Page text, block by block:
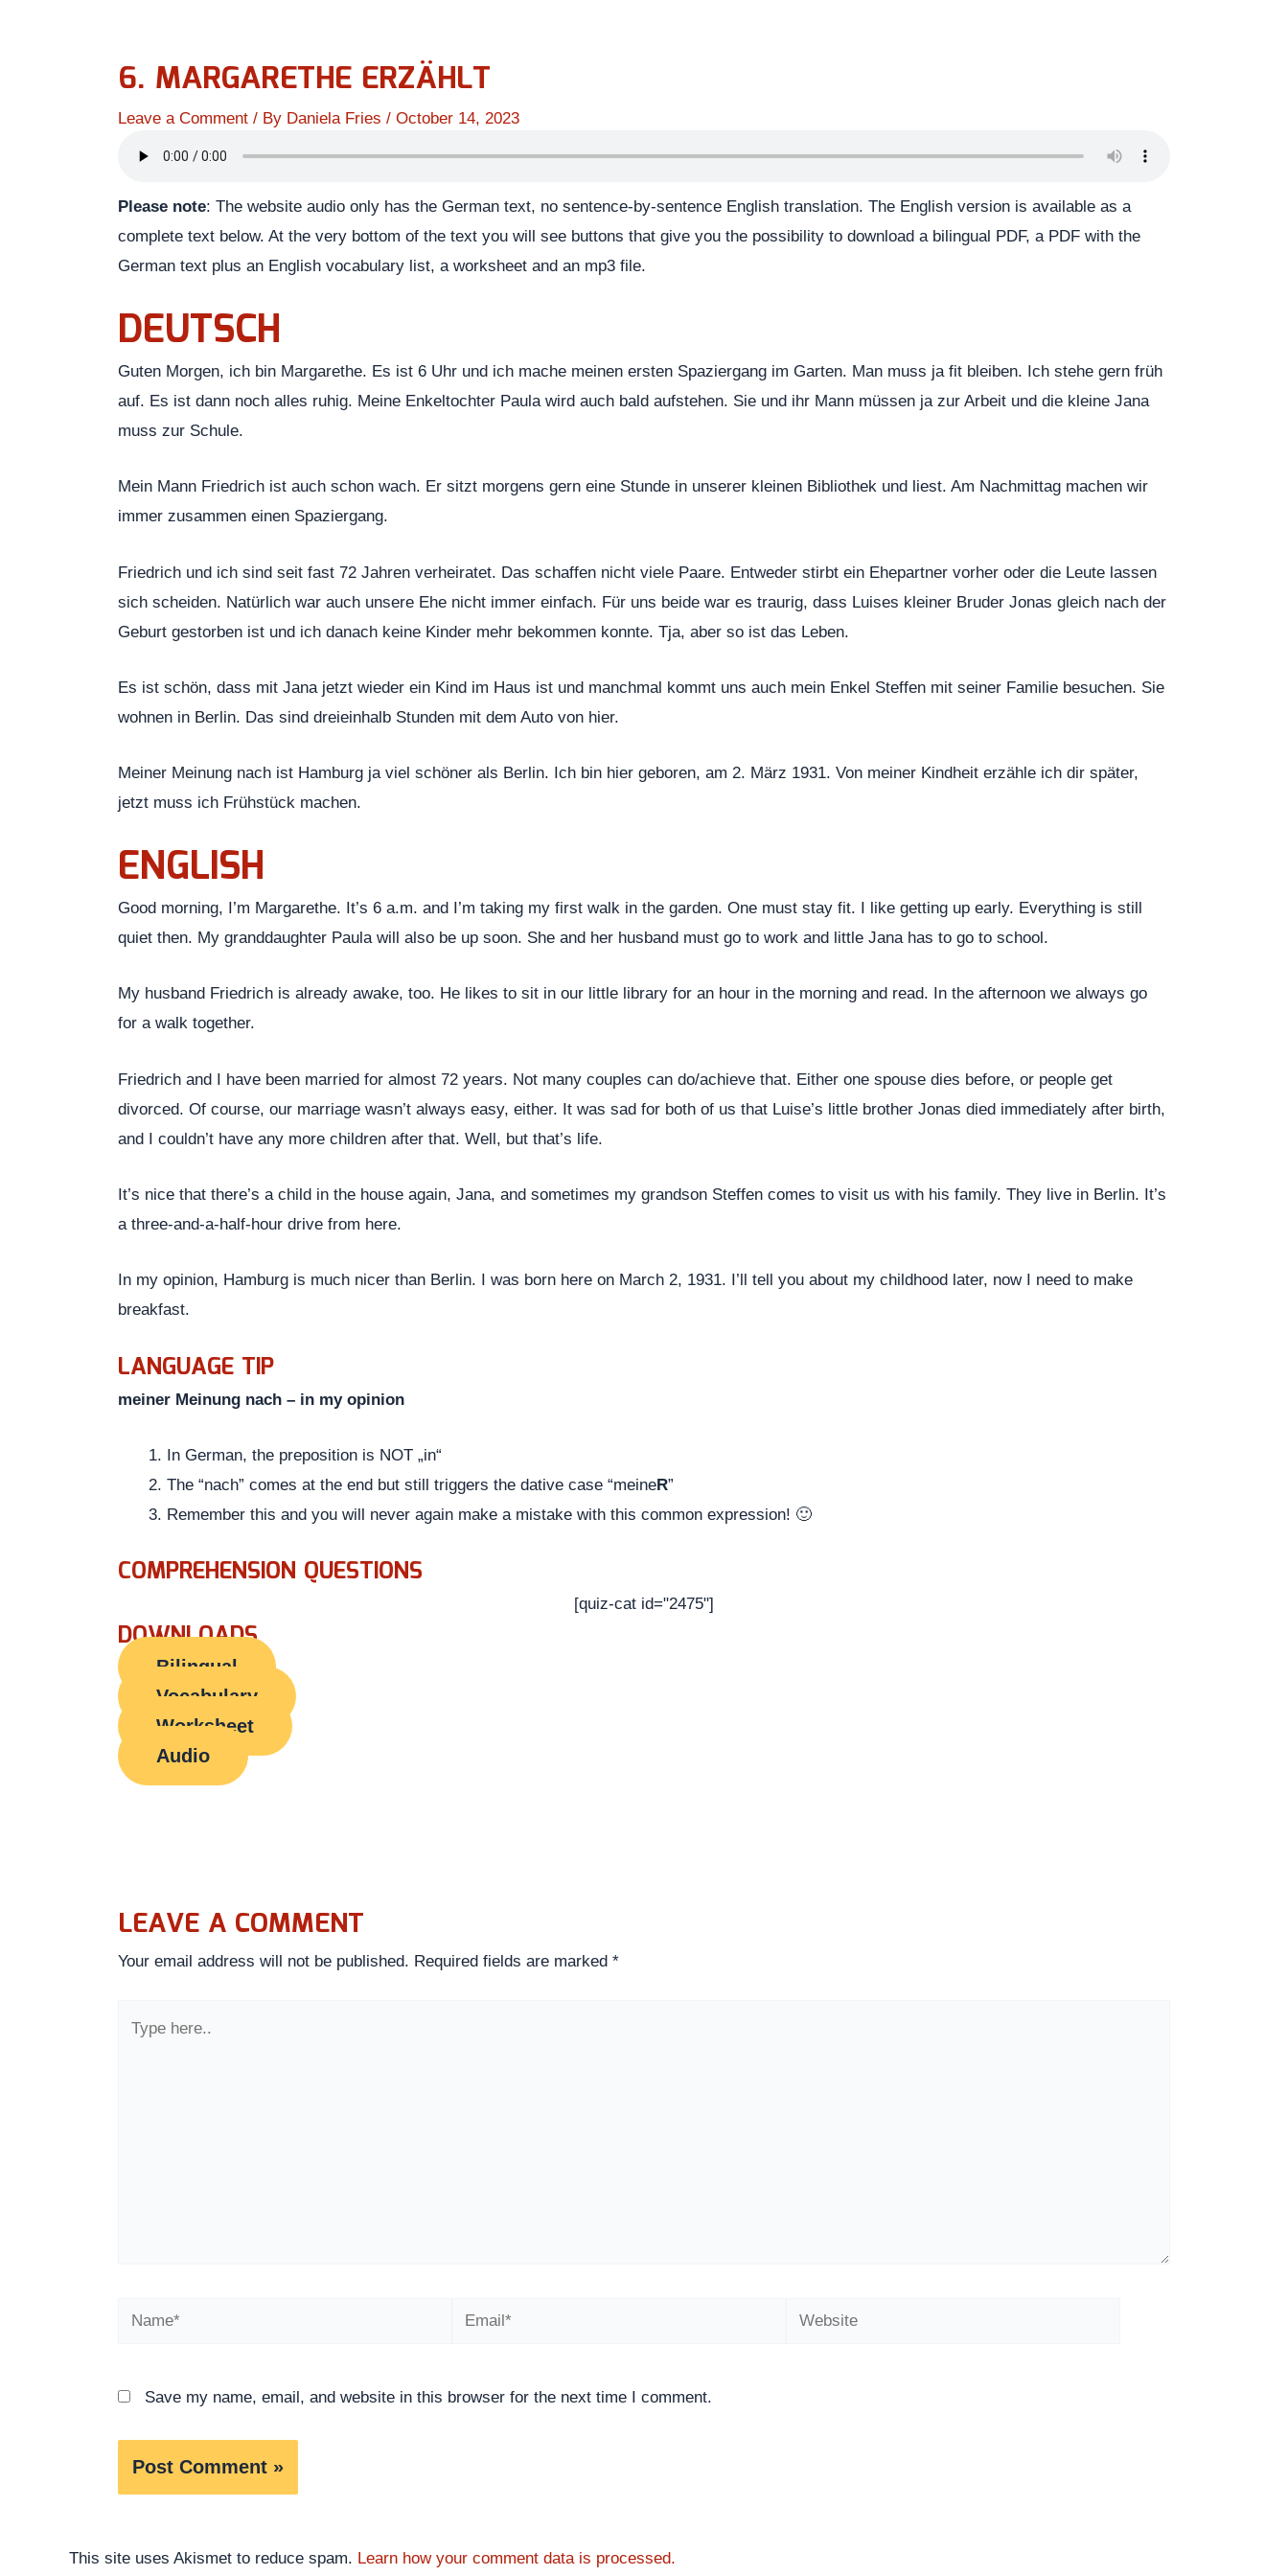
6. MARGARETHE ERZÄHLT
Leave a Comment / By Daniela Fries / October 14, 2023
Please note: The website audio only has the German text, no sentence-by-sentence English translation. The English version is available as a
complete text below. At the very bottom of the text you will see buttons that give you the possibility to download a bilingual PDF, a PDF with the
German text plus an English vocabulary list, a worksheet and an mp3 file.
DEUTSCH
Guten Morgen, ich bin Margarethe. Es ist 6 Uhr und ich mache meinen ersten Spaziergang im Garten. Man muss ja fit bleiben. Ich stehe gern früh
auf. Es ist dann noch alles ruhig. Meine Enkeltochter Paula wird auch bald aufstehen. Sie und ihr Mann müssen ja zur Arbeit und die kleine Jana
muss zur Schule.
Mein Mann Friedrich ist auch schon wach. Er sitzt morgens gern eine Stunde in unserer kleinen Bibliothek und liest. Am Nachmittag machen wir
immer zusammen einen Spaziergang.
Friedrich und ich sind seit fast 72 Jahren verheiratet. Das schaffen nicht viele Paare. Entweder stirbt ein Ehepartner vorher oder die Leute lassen
sich scheiden. Natürlich war auch unsere Ehe nicht immer einfach. Für uns beide war es traurig, dass Luises kleiner Bruder Jonas gleich nach der
Geburt gestorben ist und ich danach keine Kinder mehr bekommen konnte. Tja, aber so ist das Leben.
Es ist schön, dass mit Jana jetzt wieder ein Kind im Haus ist und manchmal kommt uns auch mein Enkel Steffen mit seiner Familie besuchen. Sie
wohnen in Berlin. Das sind dreieinhalb Stunden mit dem Auto von hier.
Meiner Meinung nach ist Hamburg ja viel schöner als Berlin. Ich bin hier geboren, am 2. März 1931. Von meiner Kindheit erzähle ich dir später,
jetzt muss ich Frühstück machen.
ENGLISH
Good morning, I’m Margarethe. It’s 6 a.m. and I’m taking my first walk in the garden. One must stay fit. I like getting up early. Everything is still
quiet then. My granddaughter Paula will also be up soon. She and her husband must go to work and little Jana has to go to school.
My husband Friedrich is already awake, too. He likes to sit in our little library for an hour in the morning and read. In the afternoon we always go
for a walk together.
Friedrich and I have been married for almost 72 years. Not many couples can do/achieve that. Either one spouse dies before, or people get
divorced. Of course, our marriage wasn’t always easy, either. It was sad for both of us that Luise’s little brother Jonas died immediately after birth,
and I couldn’t have any more children after that. Well, but that’s life.
It’s nice that there’s a child in the house again, Jana, and sometimes my grandson Steffen comes to visit us with his family. They live in Berlin. It’s
a three-and-a-half-hour drive from here.
In my opinion, Hamburg is much nicer than Berlin. I was born here on March 2, 1931. I’ll tell you about my childhood later, now I need to make
breakfast.
LANGUAGE TIP
meiner Meinung nach – in my opinion
In German, the preposition is NOT „in“
The “nach” comes at the end but still triggers the dative case “meineR”
Remember this and you will never again make a mistake with this common expression! 🙂
COMPREHENSION QUESTIONS
[quiz-cat id="2475"]
DOWNLOADS
Bilingual
Vocabulary
Worksheet
Audio
LEAVE A COMMENT
Your email address will not be published. Required fields are marked *
Name* Email* Website
Save my name, email, and website in this browser for the next time I comment.
This site uses Akismet to reduce spam. Learn how your comment data is processed.